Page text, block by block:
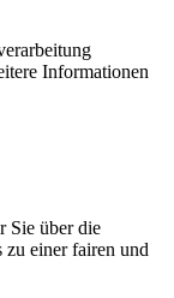
Informationen
Sie über die
zu einer fairen und